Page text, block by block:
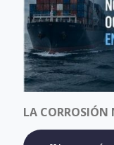
LA CORROSIÓN